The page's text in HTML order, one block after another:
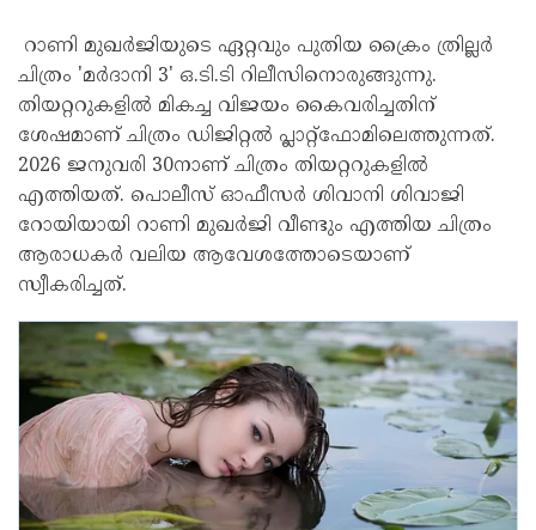
റാണി മുഖർജിയുടെ ഏറ്റവും പുതിയ ക്രൈം ത്രില്ലർ
ചിത്രം 'മർദാനി 3' ഒ.ടി.ടി റിലീസിനൊരുങ്ങുന്നു.
തിയറ്ററുകളിൽ മികച്ച വിജയം കൈവരിച്ചതിന്
ശേഷമാണ് ചിത്രം ഡിജിറ്റൽ പ്ലാറ്റ്‌ഫോമിലെത്തുന്നത്.
2026 ജനുവരി 30നാണ് ചിത്രം തിയറ്ററുകളിൽ
എത്തിയത്. പൊലീസ് ഓഫീസർ ശിവാനി ശിവാജി
റോയിയായി റാണി മുഖർജി വീണ്ടും എത്തിയ ചിത്രം
ആരാധകർ വലിയ ആവേശത്തോടെയാണ്
സ്വീകരിച്ചത്.